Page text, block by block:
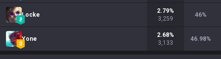
Locke
2.79%
3,259
46%
Yone
2.68%
3,133
46.98%